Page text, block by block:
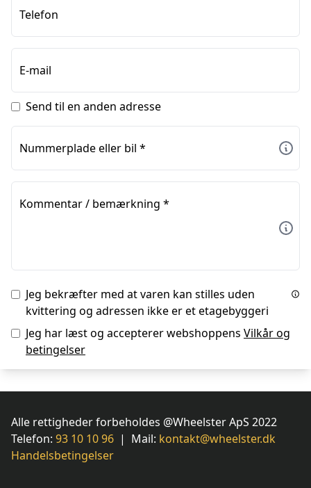
Telefon
E-mail
Send til en anden adresse
Nummerplade eller bil *
Kommentar / bemærkning *
Jeg bekræfter med at varen kan stilles uden
kvittering og adressen ikke er et etagebyggeri
Jeg har læst og accepterer webshoppens Vilkår og
betingelser
Alle rettigheder forbeholdes @Wheelster ApS 2022
Telefon: 93 10 10 96 | Mail: kontakt@wheelster.dk
Handelsbetingelser